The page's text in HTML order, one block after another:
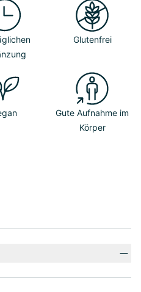
Glutenfrei
Gute Aufnahme im
Körper